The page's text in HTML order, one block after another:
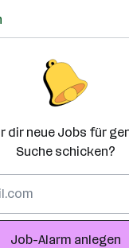
dir neue Jobs für
Suche schicken?
Job-Alarm anlegen